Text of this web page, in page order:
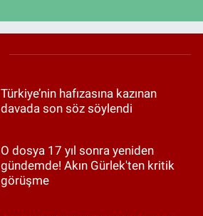
Türkiye’nin hafızasına kazınan
davada son söz söylendi
O dosya 17 yıl sonra yeniden
gündemde! Akın Gürlek'ten kritik
görüşme